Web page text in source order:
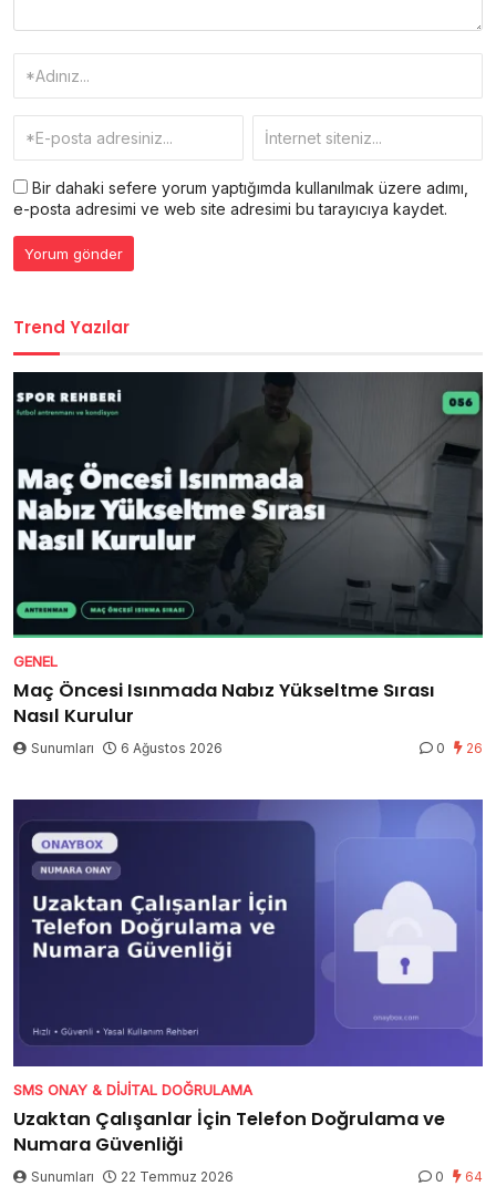
Bir dahaki sefere yorum yaptığımda kullanılmak üzere adımı,
e-posta adresimi ve web site adresimi bu tarayıcıya kaydet.
Trend Yazılar
GENEL
Maç Öncesi Isınmada Nabız Yükseltme Sırası
Nasıl Kurulur
Sunumları 6 Ağustos 2026 0 26
SMS ONAY & DIJITAL DOĞRULAMA
Uzaktan Çalışanlar İçin Telefon Doğrulama ve
Numara Güvenliği
Sunumları 22 Temmuz 2026 0 64